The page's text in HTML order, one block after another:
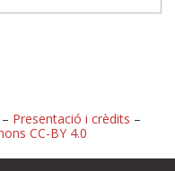
Presentació i crèdits –
CC-BY 4.0